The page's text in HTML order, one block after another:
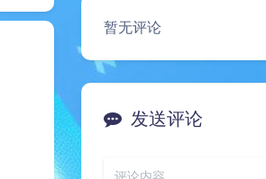
暂无评论
发送评论